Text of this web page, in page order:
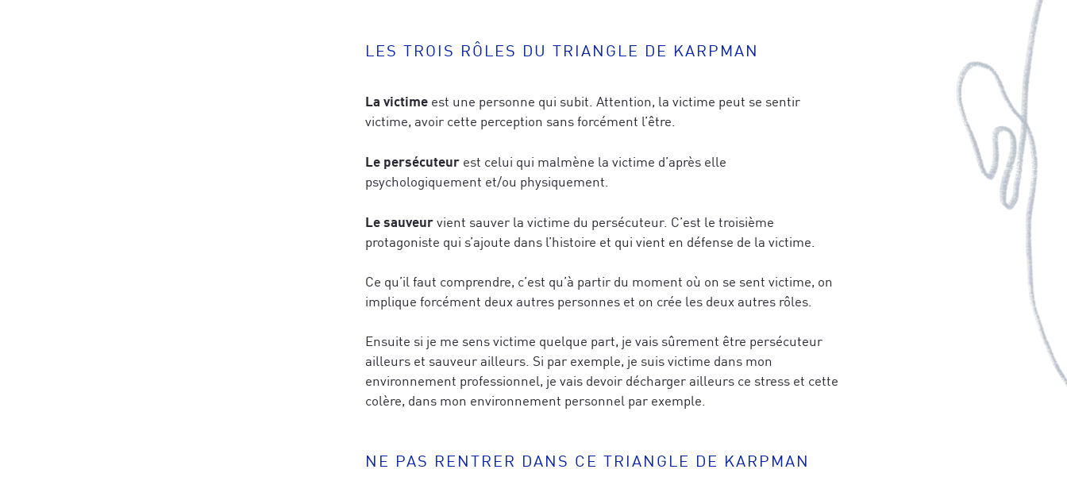
LES TROIS RÔLES DU TRIANGLE DE KARPMAN
La victime est une personne qui subit. Attention, la victime peut se sentir
victime, avoir cette perception sans forcément l’être.
Le persécuteur est celui qui malmène la victime d’après elle
psychologiquement et/ou physiquement.
Le sauveurvient sauver la victime du persécuteur. C’est le troisième
protagoniste qui s’ajoute dans l’histoire et qui vient en défense de la victime.
Ce qu’il faut comprendre, c’est qu’à partir du moment où on se sent victime, on
implique forcément deux autres personnes et on crée les deux autres rôles.
Ensuite si je me sens victime quelque part, je vais sûrement être persécuteur
ailleurs et sauveur ailleurs. Si par exemple, je suis victime dans mon
environnement professionnel, je vais devoir décharger ailleurs ce stress et cette
colère, dans mon environnement personnel par exemple.
NE PAS RENTRER DANS CE TRIANGLE DE KARPMAN